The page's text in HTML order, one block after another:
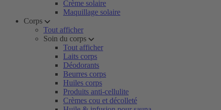
Crème solaire
Maquillage solaire
Corps
Tout afficher
Soin du corps
Tout afficher
Laits corps
Déodorants
Beurres corps
Huiles corps
Produits anti-cellulite
Crèmes cou et décolleté